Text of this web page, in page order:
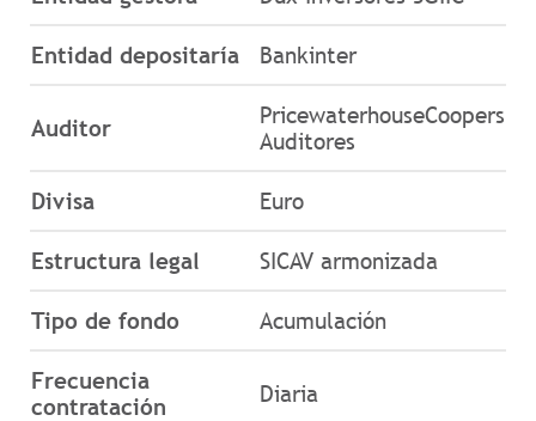
Entidad depositaría Bankinter
Auditor
PricewaterhouseCoopers
Auditores
Divisa Euro
Estructura legal SICAV armonizada
Tipo de fondo Acumulación
Frecuencia
contratación
Diaria